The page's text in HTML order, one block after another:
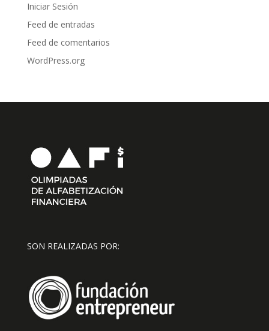
Iniciar Sesión
Feed de entradas
Feed de comentarios
WordPress.org
SON REALIZADAS POR: